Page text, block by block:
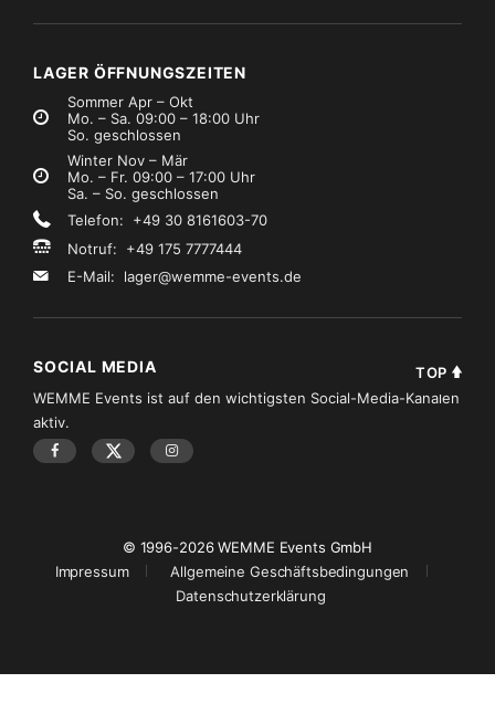
LAGER ÖFFNUNGSZEITEN
Sommer Apr – Okt
Mo. – Sa. 09:00 – 18:00 Uhr
So. geschlossen
Winter Nov – Mär
Mo. – Fr. 09:00 – 17:00 Uhr
Sa. – So. geschlossen
Telefon: +49 30 8161603-70
Notruf: +49 175 7777444
E-Mail: lager@wemme-events.de
SOCIAL MEDIA
WEMME Events ist auf den wichtigsten Social-Media-Kanälen
aktiv.
© 1996-2026 WEMME Events GmbH
Impressum
Allgemeine Geschäftsbedingungen
Datenschutzerklärung
TOP